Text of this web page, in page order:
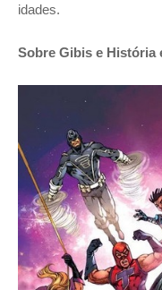
idades.
Sobre Gibis e História